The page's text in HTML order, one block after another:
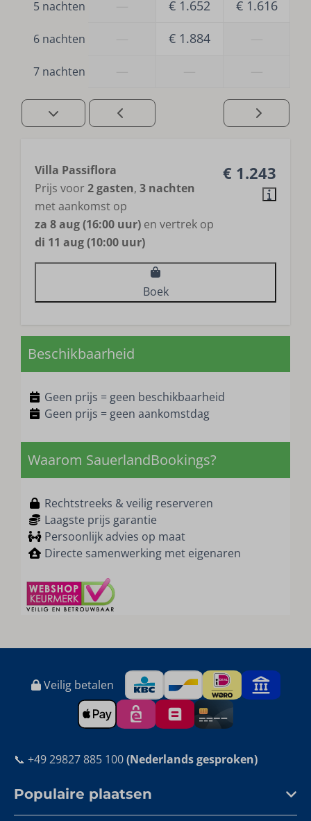
5 nachten € 1.652 € 1.616
6 nachten € 1.884
7 nachten
€ 1.243
Villa Passiflora
Prijs voor2 gasten, 3 nachten
met aankomst op
za 8 aug (16:00 uur) en vertrek op
di 11 aug (10:00 uur)
Boek
Beschikbaarheid
Geen prijs = geen beschikbaarheid
Geen prijs = geen aankomstdag
Waarom SauerlandBookings?
Rechtstreeks & veilig reserveren
Laagste prijs garantie
Persoonlijk advies op maat
Directe samenwerking met eigenaren
Veilig betalen
📞 +49 29827 885 100(Nederlands gesproken)
Populaire plaatsen